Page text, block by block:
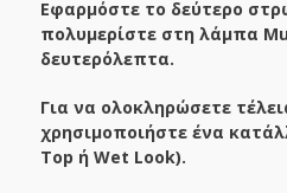
Εφαρμόστε το δεύτερο
πολυμερίστε στη λάμπα
δευτερόλεπτα.
Για να ολοκληρώσετε
χρησιμοποιήστε ένα
Top ή Wet Look).